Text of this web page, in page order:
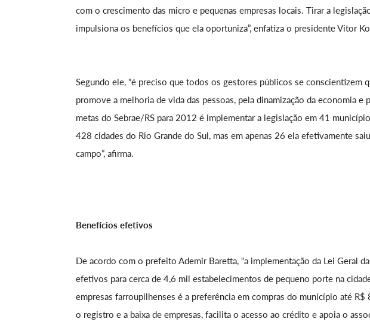
com o crescimento das micro e pequenas empresas locais. Tirar a
impulsiona os benefícios que ela oportuniza”, enfatiza o presidente Vitor
Segundo ele, “é preciso que todos os gestores públicos se conscientizem
promove a melhoria de vida das pessoas, pela dinamização da economia e
metas do Sebrae/RS para 2012 é implementar a legislação em 41
428 cidades do Rio Grande do Sul, mas em apenas 26 ela efetivamente
campo”, afirma.
Benefícios efetivos
De acordo com o prefeito Ademir Baretta, “a implementação da Lei Geral
efetivos para cerca de 4,6 mil estabelecimentos de pequeno porte na
empresas farroupilhenses é a preferência em compras do município até
o registro e a baixa de empresas, facilita o acesso ao crédito e apoia o